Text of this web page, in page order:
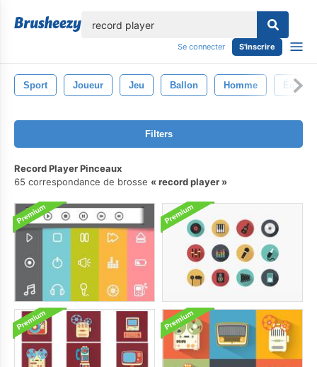
Se connecter S'inscrire
Sport Joueur Jeu Ballon Homme
Filters
Record Player Pinceaux
65 correspondance de brosse
record player